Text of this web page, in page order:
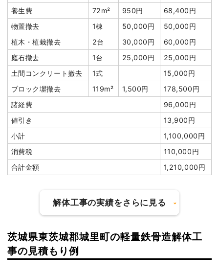
養生費
72m² 950円
68,400円
物置撤去
1棟 50,000円
50,000円
植木・植栽撤去
2台 30,000円
60,000円
庭石撤去
1台 25,000円
25,000円
土間コンクリート撤去
1式
15,000円
ブロック塀撤去
119m² 1,500円
178,500円
諸経費
96,000円
値引き
13,900円
小計
1,100,000円
消費税
110,000円
合計金額
1,210,000円
解体工事の実績をさらに見る
建物の種類/構造
茨城県東茨城郡城里町の軽量鉄骨造解体工
事の見積もり例